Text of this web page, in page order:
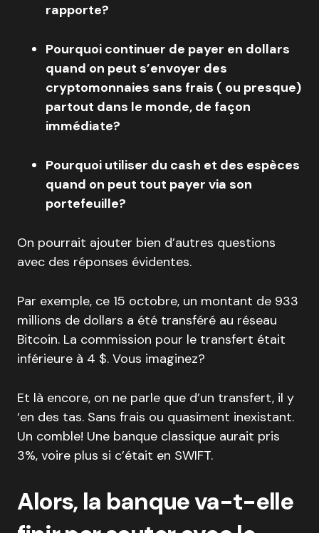
rapporte?
Pourquoi continuer de payer en dollars
quand on peut s’envoyer des
cryptomonnaies sans frais ( ou presque)
partout dans le monde, de façon
immédiate?
Pourquoi utiliser du cash et des espèces
quand on peut tout payer via son
portefeuille?
On pourrait ajouter bien d’autres questions
avec des réponses évidentes.
Par exemple, ce 15 octobre, un montant de 933
millions de dollars a été transféré au réseau
Bitcoin. La commission pour le transfert était
inférieure à 4 $. Vous imaginez?
Et là encore, on ne parle que d’un transfert, il y
‘en des tas. Sans frais ou quasiment inexistant.
Un comble! Une banque classique aurait pris
3%, voire plus si c’était en SWIFT.
Alors, la banque va-t-elle